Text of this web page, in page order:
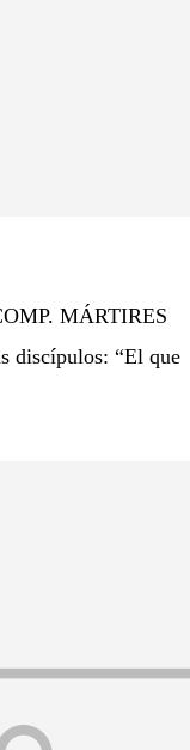
MÁRTIRES
discípulos: “El que